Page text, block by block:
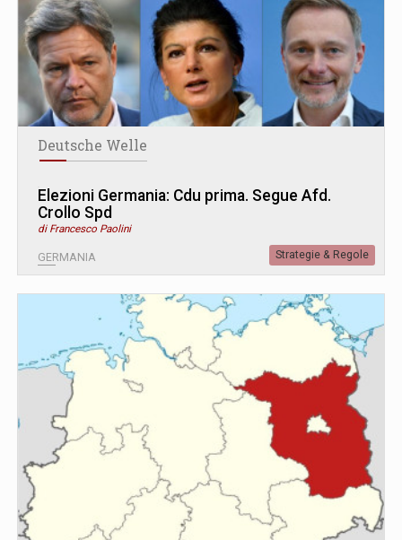
Deutsche Welle
Elezioni Germania: Cdu prima. Segue Afd.
Crollo Spd
di Francesco Paolini
GERMANIA Strategie & Regole